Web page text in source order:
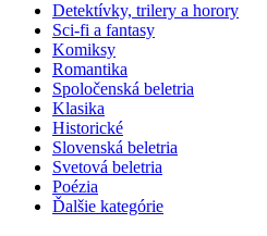
Detektívky, trilery a horory
Sci-fi a fantasy
Komiksy
Romantika
Spoločenská beletria
Klasika
Historické
Slovenská beletria
Svetová beletria
Poézia
Ďalšie kategórie